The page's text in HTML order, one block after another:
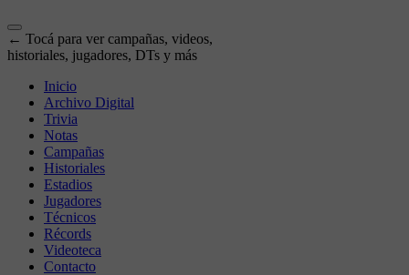
← Tocá para ver campañas, videos,
historiales, jugadores, DTs y más
Inicio
Archivo Digital
Trivia
Notas
Campañas
Historiales
Estadios
Jugadores
Técnicos
Récords
Videoteca
Contacto